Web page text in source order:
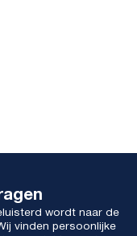
wordt naar de
vinden persoonlijke